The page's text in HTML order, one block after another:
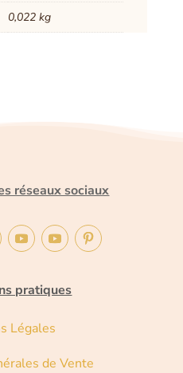
0,022 kg
réseaux sociaux
pratiques
Légales
de Vente